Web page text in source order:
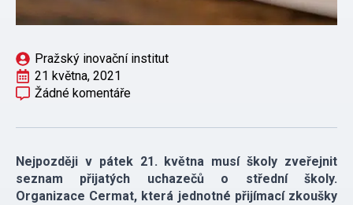
Pražský inovační institut
21 května, 2021
Žádné komentáře
Nejpozději v pátek 21. května musí školy zveřejnit
seznam přijatých uchazečů o střední školy.
Organizace Cermat, která jednotné přijímací zkoušky